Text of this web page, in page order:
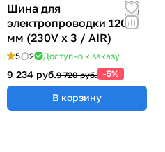
Шина для
электропроводки 1200
мм (230V x 3 / AIR)
5 2 Доступно к заказу
9 234 руб.9 720 руб. -5%
В корзину